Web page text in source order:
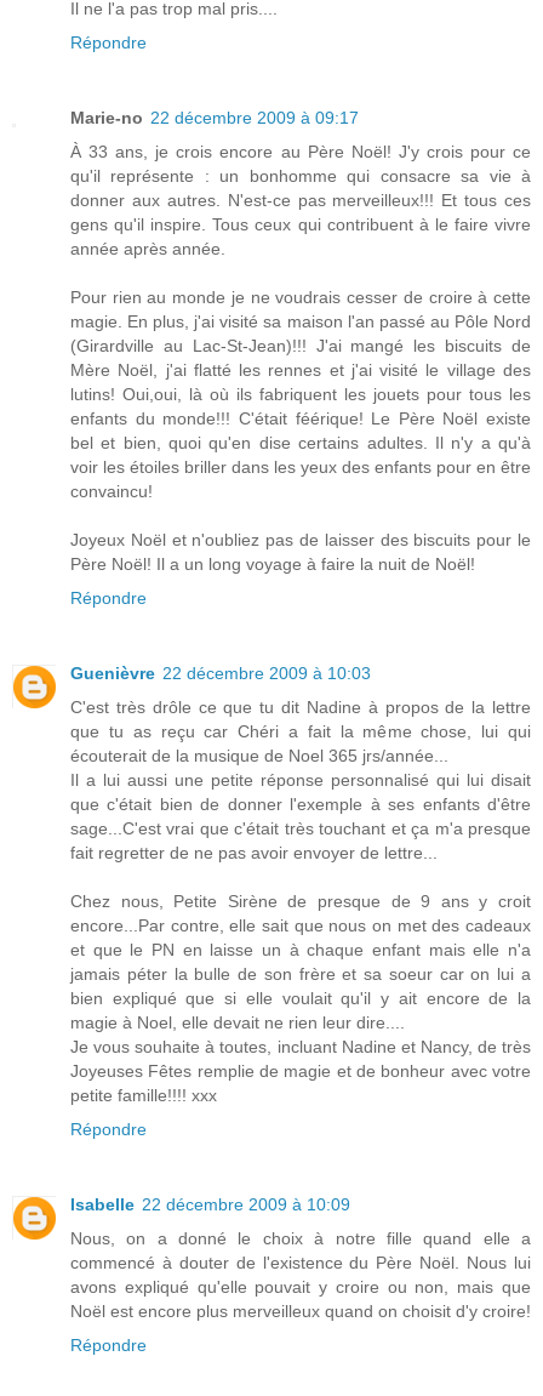
Il ne l'a pas trop mal pris....
Répondre
Marie-no 22 décembre 2009 à 09:17
À 33 ans, je crois encore au Père Noël! J'y crois pour ce
qu'il représente : un bonhomme qui consacre sa vie à
donner aux autres. N'est-ce pas merveilleux!!! Et tous ces
gens qu'il inspire. Tous ceux qui contribuent à le faire vivre
année après année.
Pour rien au monde je ne voudrais cesser de croire à cette
magie. En plus, j'ai visité sa maison l'an passé au Pôle Nord
(Girardville au Lac-St-Jean)!!! J'ai mangé les biscuits de
Mère Noël, j'ai flatté les rennes et j'ai visité le village des
lutins! Oui,oui, là où ils fabriquent les jouets pour tous les
enfants du monde!!! C'était féérique! Le Père Noël existe
bel et bien, quoi qu'en dise certains adultes. Il n'y a qu'à
voir les étoiles briller dans les yeux des enfants pour en être
convaincu!
Joyeux Noël et n'oubliez pas de laisser des biscuits pour le
Père Noël! Il a un long voyage à faire la nuit de Noël!
Répondre
Guenièvre 22 décembre 2009 à 10:03
C'est très drôle ce que tu dit Nadine à propos de la lettre
que tu as reçu car Chéri a fait la même chose, lui qui
écouterait de la musique de Noel 365 jrs/année...
Il a lui aussi une petite réponse personnalisé qui lui disait
que c'était bien de donner l'exemple à ses enfants d'être
sage...C'est vrai que c'était très touchant et ça m'a presque
fait regretter de ne pas avoir envoyer de lettre...
Chez nous, Petite Sirène de presque de 9 ans y croit
encore...Par contre, elle sait que nous on met des cadeaux
et que le PN en laisse un à chaque enfant mais elle n'a
jamais péter la bulle de son frère et sa soeur car on lui a
bien expliqué que si elle voulait qu'il y ait encore de la
magie à Noel, elle devait ne rien leur dire....
Je vous souhaite à toutes, incluant Nadine et Nancy, de très
Joyeuses Fêtes remplie de magie et de bonheur avec votre
petite famille!!!! xxx
Répondre
Isabelle 22 décembre 2009 à 10:09
Nous, on a donné le choix à notre fille quand elle a
commencé à douter de l'existence du Père Noël. Nous lui
avons expliqué qu'elle pouvait y croire ou non, mais que
Noël est encore plus merveilleux quand on choisit d'y croire!
Répondre